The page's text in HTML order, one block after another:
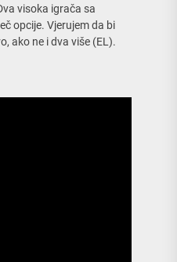
visoka igrača sa
opcije. Vjerujem da bi
ako ne i dva više (EL).